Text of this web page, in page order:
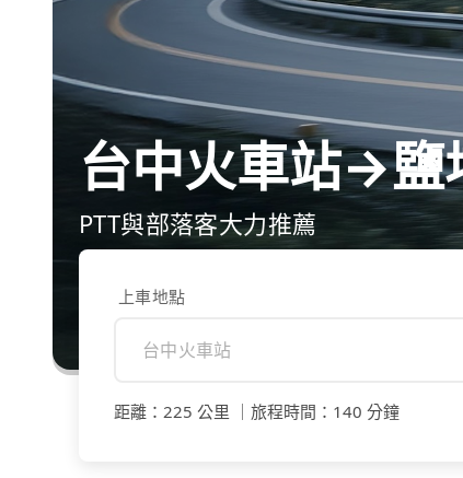
台中火車站→鹽
PTT與部落客大力推薦
上車地點
距離 ： 225 公里 旅程時間 ： 140 分鐘